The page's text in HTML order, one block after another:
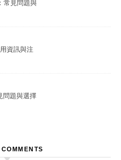
常見問題與
資訊與注
問題與選擇